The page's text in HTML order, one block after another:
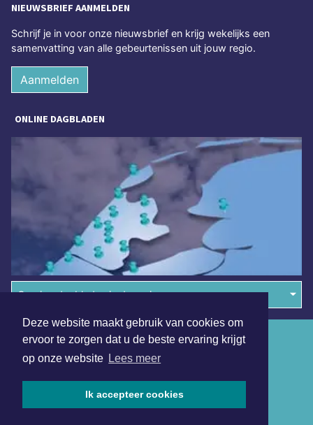
Deze website maakt gebruik van cookies om
ervoor te zorgen dat u de beste ervaring krijgt
op onze website Lees meer
Ik accepteer cookies
NIEUWSBRIEF AANMELDEN
Schrijf je in voor onze nieuwsbrief en krijg wekelijks een
samenvatting van alle gebeurtenissen uit jouw regio.
Aanmelden
ONLINE DAGBLADEN
Overige dagbladen in de regio
Algemene voorwaarden
Disclaimer